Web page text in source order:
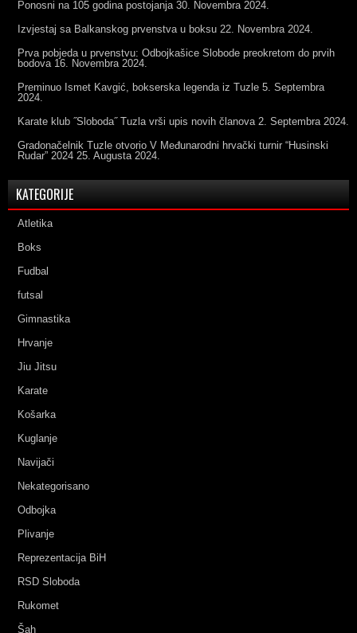
Ponosni na 105 godina postojanja 30. Novembra 2024.
Izvjestaj sa Balkanskog prvenstva u boksu 22. Novembra 2024.
Prva pobjeda u prvenstvu: Odbojkašice Slobode preokretom do prvih
bodova 16. Novembra 2024.
Preminuo Ismet Kavgić, bokserska legenda iz Tuzle 5. Septembra
2024.
Karate klub ˝Sloboda˝ Tuzla vrši upis novih članova 2. Septembra 2024.
Gradonačelnik Tuzle otvorio V Međunarodni hrvački turnir “Husinski
Rudar” 2024 25. Augusta 2024.
KATEGORIJE
Atletika
Boks
Fudbal
futsal
Gimnastika
Hrvanje
Jiu Jitsu
Karate
Košarka
Kuglanje
Navijači
Nekategorisano
Odbojka
Plivanje
Reprezentacija BiH
RSD Sloboda
Rukomet
Šah